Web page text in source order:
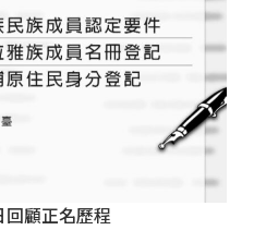
顧正名歷程